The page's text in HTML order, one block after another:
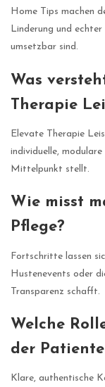
Home Tips machen
Linderung und
umsetzbar sind.
Was
Therapie
Elevate Therapie
individuelle,
Mittelpunkt stellt.
Wie misst
Pflege?
Fortschritte lassen
Hustenevents oder
Transparenz schafft.
Welche
der
Klare, authentische